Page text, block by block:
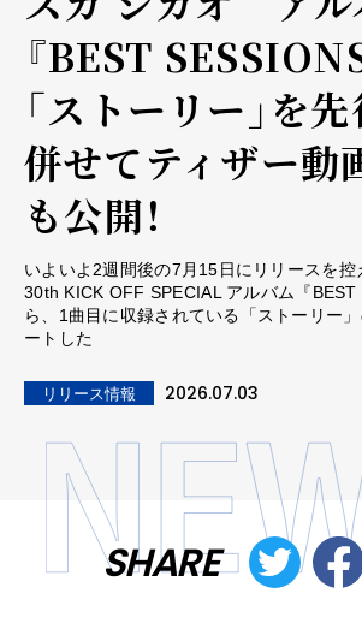
『BEST
「ストーリー」を先
併せてティザー動
も公開！
いよいよ2週間後の7月15日にリリースを控
30th KICK OFF SPECIAL アルバム『BEST
ら、1曲目に収録されている「ストーリー
ートした
リリース情報 2026.07.03
SHARE